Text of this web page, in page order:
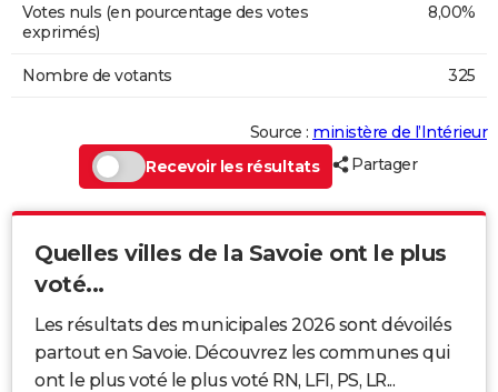
Votes nuls (en pourcentage des votes
exprimés)
8,00%
Nombre de votants 325
Source : ministère de l’Intérieur
Recevoir les résultats
Partager
Quelles villes de la Savoie ont le plus
voté...
Les résultats des municipales 2026 sont dévoilés
partout en Savoie. Découvrez les communes qui
ont le plus voté le plus voté RN, LFI, PS, LR...